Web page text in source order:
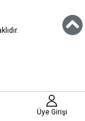
Üye Girişi